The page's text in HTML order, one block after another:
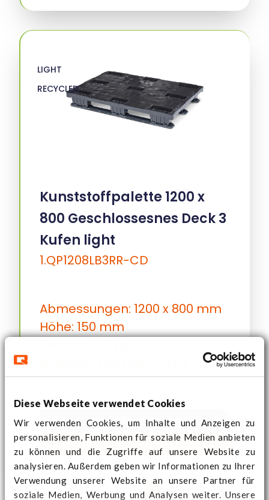
Diese Webseite verwendet Cookies
Wir verwenden Cookies, um Inhalte und Anzeigen zu
personalisieren, Funktionen für soziale Medien anbieten
zu können und die Zugriffe auf unsere Website zu
analysieren. Außerdem geben wir Informationen zu Ihrer
Verwendung unserer Website an unsere Partner für
soziale Medien, Werbung und Analysen weiter. Unsere
LIGHT
RECYCLED
Kunststoffpalette 1200 x
800 Geschlossesnes Deck 3
Kufen light
1.QP1208LB3RR-CD
Abmessungen: 1200 x 800 mm
Höhe: 150 mm
Produkt ansehen
Preis auf Anfrage
1 2 3 ... 13